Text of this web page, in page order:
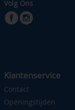
Volg Ons
Klantenservice
Contact
Openingstijden